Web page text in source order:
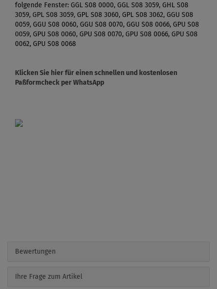
folgende Fenster: GGL S08 0000, GGL S08 3059, GHL S08
3059, GPL S08 3059, GPL S08 3060, GPL S08 3062, GGU S08
0059, GGU S08 0060, GGU S08 0070, GGU S08 0066, GPU S08
0059, GPU S08 0060, GPU S08 0070, GPU S08 0066, GPU S08
0062, GPU S08 0068
Klicken Sie hier für einen schnellen und kostenlosen
Paßformcheck per WhatsApp
Bewertungen
Ihre Frage zum Artikel